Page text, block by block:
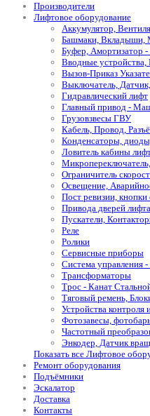
Производители
Лифтовое оборудование
Аккумулятор,
Башмаки, Вкладыши,
Буфер, Амортизатор
Вводные
Вызов-Приказ
Выключатель,
Гидравлический лифт
Главный привод -
Грузовзвесы ГВУ
Кабель, Провод,
Конденсаторы,
Ловитель кабины
Ограничитель
Освещение,
Пост ревизии, кнопки
Привода дверей
Пускатели,
Реле
Ролики
Сервисные приборы
Система управления
Трансформаторы
Трос - Канат
Тяговый ремень,
Устройства контроля
Фотозавесы,
Частотный
Энкодер, Датчик
Показать все Лифтовое
Ремонт оборудования
Подъёмники
Эскалатор
Доставка
Контакты